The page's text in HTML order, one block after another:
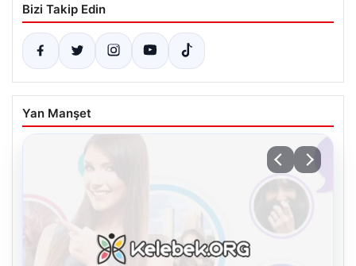
Bizi Takip Edin
Yan Manşet